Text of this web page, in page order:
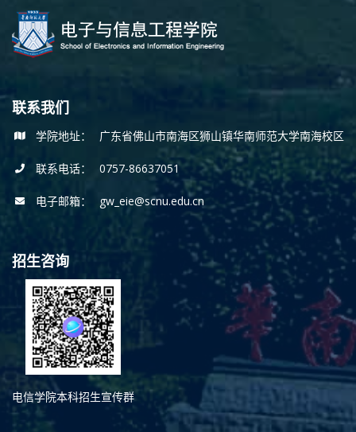
联系我们
学院地址： 广东省佛山市南海区狮山镇华南师范大学南海校区
联系电话： 0757-86637051
电子邮箱： gw_eie@scnu.edu.cn
招生咨询
电信学院本科招生宣传群